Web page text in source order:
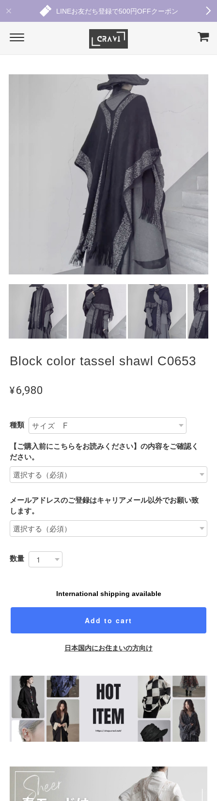
LINEお友だち登録で500円OFFクーポン
Block color tassel shawl C0653
¥6,980
種類
【ご購入前にこちらをお読みください】の内容をご確認く
ださい。
メールアドレスのご登録はキャリアメール以外でお願い致
します。
数量
International shipping available
Add to cart
日本国内にお住まいの方向け